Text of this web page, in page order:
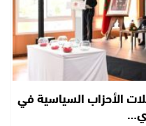
الأحزاب السياسية في